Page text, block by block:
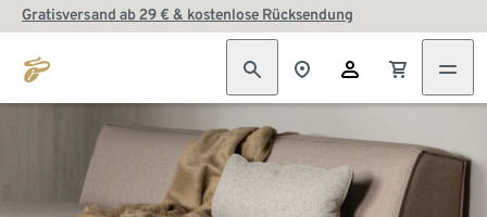
Gratisversand ab 29 € & kostenlose Rücksendung